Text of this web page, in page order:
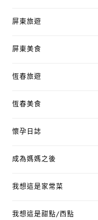
屏東旅遊
屏東美食
恆春旅遊
恆春美食
懷孕日誌
成為媽媽之後
我想這是家常菜
我想這是甜點/西點